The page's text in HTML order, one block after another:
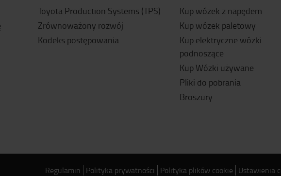
Toyota Production Systems (TPS)
Zrównoważony rozwój
Kodeks postępowania
Kup wózek z napędem
Kup wózek paletowy
Kup elektryczne wózki
podnoszące
Kup Wózki używane
Pliki do pobrania
Broszury
Regulamin Polityka prywatności Polityka plików cookie Ustawienia